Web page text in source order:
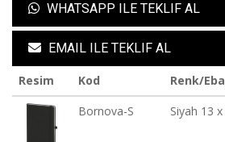
WHATSAPP ILE TEKLIF AL
EMAIL ILE TEKLIF AL
Resim Kod Renk/
Bornova-S
Siyah 13